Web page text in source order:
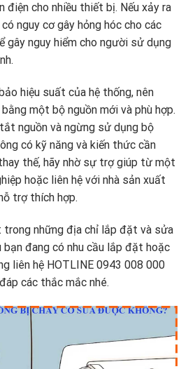
điện cho nhiều thiết bị. Nếu xảy ra
nguy cơ gây hỏng hóc cho các
gây nguy hiểm cho người sử dụng
hiệu suất của hệ thống, nên
một bộ nguồn mới và phù hợp.
nguồn và ngừng sử dụng bộ
có kỹ năng và kiến thức cần
thế, hãy nhờ sự trợ giúp từ một
hoặc liên hệ với nhà sản xuất
trợ thích hợp.
trong những địa chỉ lắp đặt và sửa
bạn đang có nhu cầu lắp đặt hoặc
liên hệ HOTLINE 0943 008 000
các thắc mắc nhé.